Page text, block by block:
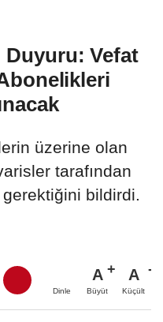
Duyuru: Vefat
üzerine olan
tarafından
gerektiğini bildirdi.
Dinle
A
Büyüt
A
Küçült